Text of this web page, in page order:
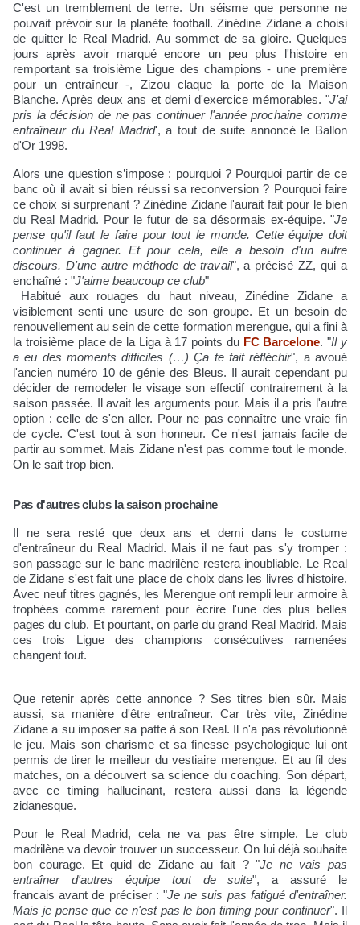
C'est un tremblement de terre. Un séisme que personne ne
pouvait prévoir sur la planète football. Zinédine Zidane a choisi
de quitter le Real Madrid. Au sommet de sa gloire. Quelques
jours après avoir marqué encore un peu plus l'histoire en
remportant sa troisième Ligue des champions - une première
pour un entraîneur -, Zizou claque la porte de la Maison
Blanche. Après deux ans et demi d'exercice mémorables. "J'ai
pris la décision de ne pas continuer l'année prochaine comme
entraîneur du Real Madrid', a tout de suite annoncé le Ballon
d'Or 1998.
Alors une question s’impose : pourquoi ? Pourquoi partir de ce
banc où il avait si bien réussi sa reconversion ? Pourquoi faire
ce choix si surprenant ? Zinédine Zidane l'aurait fait pour le bien
du Real Madrid. Pour le futur de sa désormais ex-équipe. "Je
pense qu'il faut le faire pour tout le monde. Cette équipe doit
continuer à gagner. Et pour cela, elle a besoin d'un autre
discours. D'une autre méthode de travail", a précisé ZZ, qui a
enchaîné : "J'aime beaucoup ce club"
Habitué aux rouages du haut niveau, Zinédine Zidane a
visiblement senti une usure de son groupe. Et un besoin de
renouvellement au sein de cette formation merengue, qui a fini à
la troisième place de la Liga à 17 points du FC Barcelone. "Il y
a eu des moments difficiles (…) Ça te fait réfléchir", a avoué
l'ancien numéro 10 de génie des Bleus. Il aurait cependant pu
décider de remodeler le visage son effectif contrairement à la
saison passée. Il avait les arguments pour. Mais il a pris l'autre
option : celle de s'en aller. Pour ne pas connaître une vraie fin
de cycle. C'est tout à son honneur. Ce n'est jamais facile de
partir au sommet. Mais Zidane n'est pas comme tout le monde.
On le sait trop bien.
Pas d'autres clubs la saison prochaine
Il ne sera resté que deux ans et demi dans le costume
d'entraîneur du Real Madrid. Mais il ne faut pas s'y tromper :
son passage sur le banc madrilène restera inoubliable. Le Real
de Zidane s'est fait une place de choix dans les livres d'histoire.
Avec neuf titres gagnés, les Merengue ont rempli leur armoire à
trophées comme rarement pour écrire l'une des plus belles
pages du club. Et pourtant, on parle du grand Real Madrid. Mais
ces trois Ligue des champions consécutives ramenées
changent tout.
Que retenir après cette annonce ? Ses titres bien sûr. Mais
aussi, sa manière d'être entraîneur. Car très vite, Zinédine
Zidane a su imposer sa patte à son Real. Il n'a pas révolutionné
le jeu. Mais son charisme et sa finesse psychologique lui ont
permis de tirer le meilleur du vestiaire merengue. Et au fil des
matches, on a découvert sa science du coaching. Son départ,
avec ce timing hallucinant, restera aussi dans la légende
zidanesque.
Pour le Real Madrid, cela ne va pas être simple. Le club
madrilène va devoir trouver un successeur. On lui déjà souhaite
bon courage. Et quid de Zidane au fait ? "Je ne vais pas
entraîner d'autres équipe tout de suite", a assuré le
francais avant de préciser : "Je ne suis pas fatigué d'entraîner.
Mais je pense que ce n'est pas le bon timing pour continuer". Il